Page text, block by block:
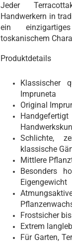
Jeder
Handwerkern in
ein
toskanischem
Produktdetails
Klassischer
Impruneta
Original
Schlichte,
klassische
Mittlere
Besonders
Eigengewicht
Frostsicher
Extrem
Für Garten,